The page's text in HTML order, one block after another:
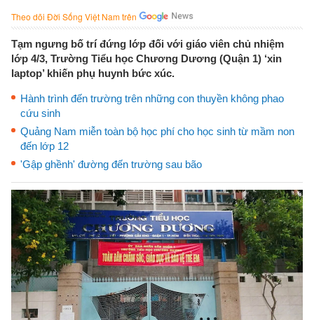
Theo dõi Đời Sống Việt Nam trên
Tạm ngưng bố trí đứng lớp đối với giáo viên chủ nhiệm
lớp 4/3, Trường Tiểu học Chương Dương (Quận 1) ‘xin
laptop’ khiến phụ huynh bức xúc.
Hành trình đến trường trên những con thuyền không phao
cứu sinh
Quảng Nam miễn toàn bộ học phí cho học sinh từ mầm non
đến lớp 12
'Gập ghềnh' đường đến trường sau bão